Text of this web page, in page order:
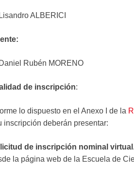
ALBERICI
Rubén MORENO
de inscripción:
lo dispuesto en el Anexo I de la
inscripción deberán presentar:
de inscripción nominal virtual
la página web de la Escuela de